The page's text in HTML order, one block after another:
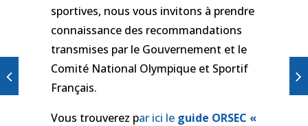
sportives, nous vous invitons à prendre
connaissance des recommandations
transmises par le Gouvernement et le
Comité National Olympique et Sportif
Français.
Vous trouverez par ici le guide ORSEC «